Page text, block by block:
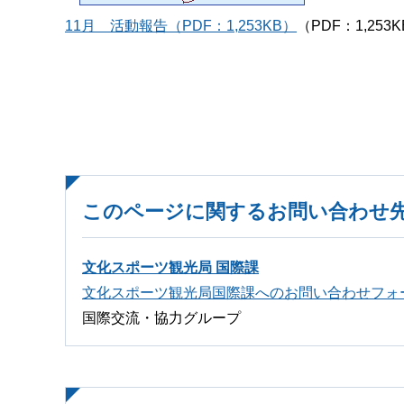
11月 活動報告（PDF：1,253KB） （PDF：
このページに関するお問い合わせ
文化スポーツ観光局 国際課
文化スポーツ観光局国際課へのお問い合わせフォ
国際交流・協力グループ